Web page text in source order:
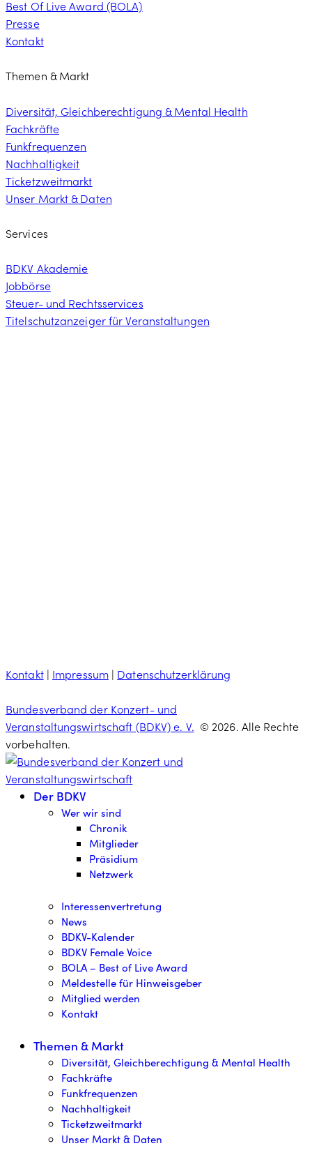
Best Of Live Award (BOLA)
Presse
Kontakt
Themen & Markt
Diversität, Gleichberechtigung & Mental Health
Fachkräfte
Funkfrequenzen
Nachhaltigkeit
Ticketzweitmarkt
Unser Markt & Daten
Services
BDKV Akademie
Jobbörse
Steuer- und Rechtsservices
Titelschutzanzeiger für Veranstaltungen
Kontakt| Impressum| Datenschutzerklärung
Bundesverband der Konzert- und
Veranstaltungswirtschaft (BDKV) e. V. © 2026. Alle Rechte
vorbehalten.
Der BDKV
Wer wir sind
Chronik
Mitglieder
Präsidium
Netzwerk
Interessenvertretung
News
BDKV-Kalender
BDKV Female Voice
BOLA – Best of Live Award
Meldestelle für Hinweisgeber
Mitglied werden
Kontakt
Themen & Markt
Diversität, Gleichberechtigung & Mental Health
Fachkräfte
Funkfrequenzen
Nachhaltigkeit
Ticketzweitmarkt
Unser Markt & Daten